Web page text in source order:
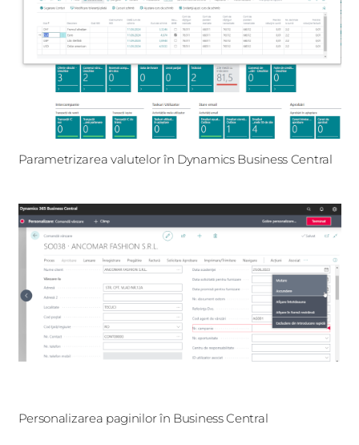
Parametrizarea valutelor în Dynamics Business Central
Personalizarea paginilor în Business Central